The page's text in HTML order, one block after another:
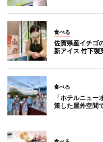
食べる
佐賀県産イチゴ
新アイス 竹下製
食べる
「ホテルニュ
策した屋外空間